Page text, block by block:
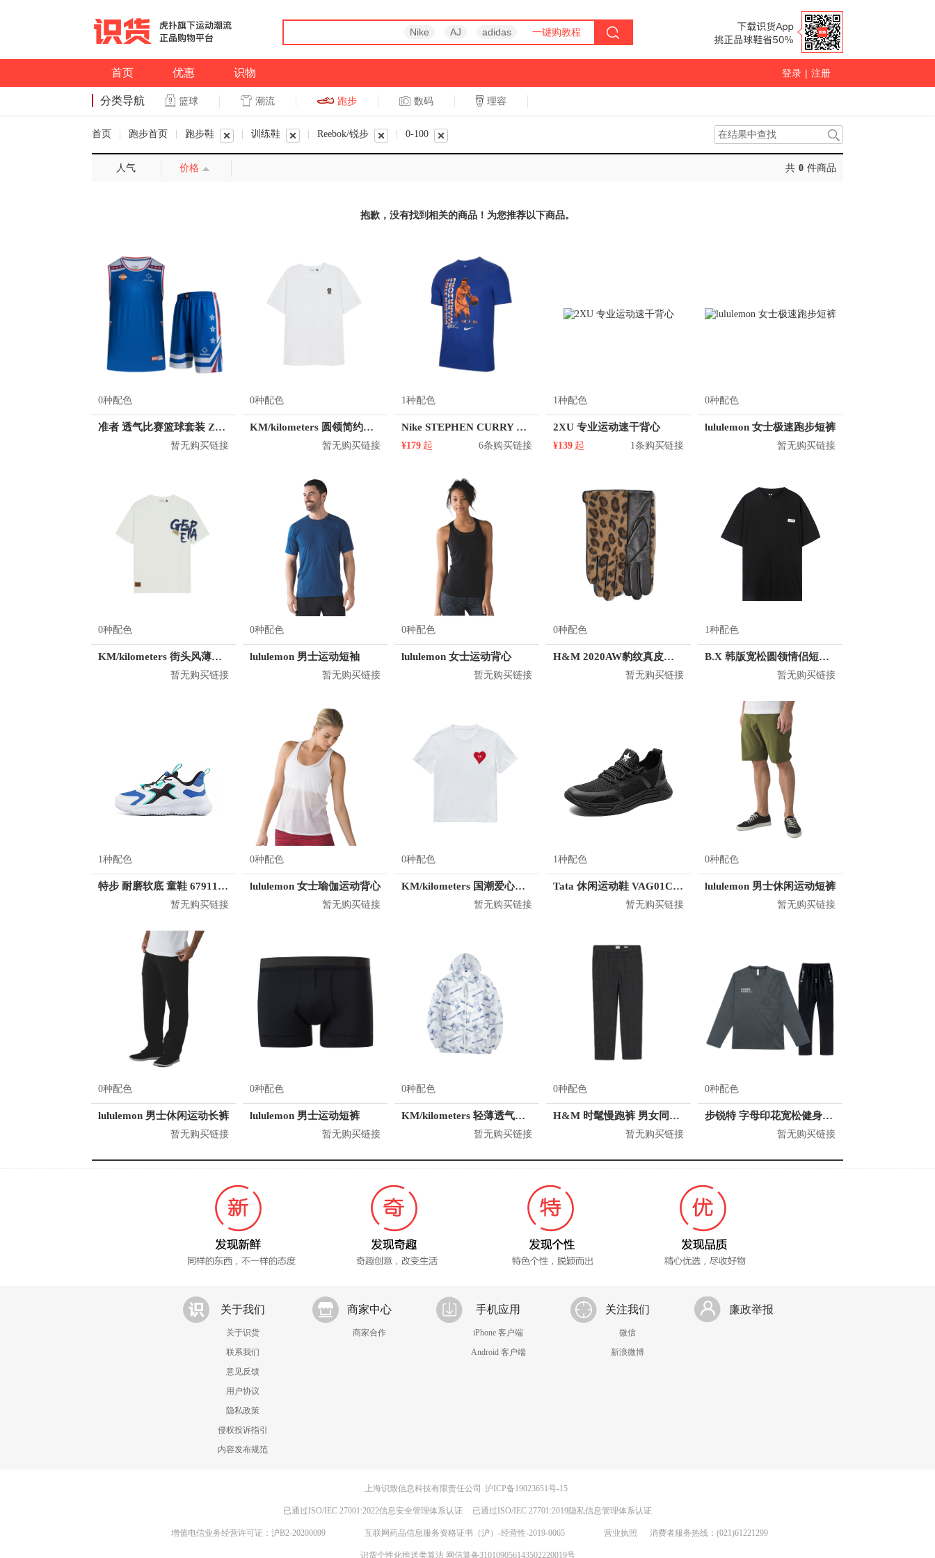
Nike AJ adidas 一键购教程
首页 优惠 识物 登录 | 注册
分类导航 篮球 潮流 跑步 数码 理容
首页 跑步首页 跑步鞋 训练鞋 Reebok/锐步 0-100
人气 价格 共 0 件商品
抱歉，没有找到相关的商品！为您推荐以下商品。
0种配色
准者 透气比赛篮球套装 Z118210177
暂无购买链接
0种配色
KM/kilometers 圆领简约短袖T恤 M2X2108073
暂无购买链接
1种配色
Nike STEPHEN CURRY NBA 跑步运动短袖T恤 DH3709
¥179 起 6条购买链接
1种配色
2XU 专业运动速干背心
¥139 起 1条购买链接
0种配色
lululemon 女士极速跑步短裤
暂无购买链接
0种配色
KM/kilometers 街头风薄款印花短袖T恤 男女同款 M2X2108248
暂无购买链接
0种配色
lululemon 男士运动短袖
暂无购买链接
0种配色
lululemon 女士运动背心
暂无购买链接
0种配色
H&M 2020AW豹纹真皮五指手套 0785505
暂无购买链接
1种配色
B.X 韩版宽松圆领情侣短袖T恤 男女同款 T-6202-002001
暂无购买链接
1种配色
特步 耐磨软底 童鞋 679115114039
暂无购买链接
0种配色
lululemon 女士瑜伽运动背心
暂无购买链接
0种配色
KM/kilometers 国潮爱心短袖T恤 M2X2108466
暂无购买链接
1种配色
Tata 休闲运动鞋 VAG01CM9
暂无购买链接
0种配色
lululemon 男士休闲运动短裤
暂无购买链接
0种配色
lululemon 男士休闲运动长裤
暂无购买链接
0种配色
lululemon 男士运动短裤
暂无购买链接
0种配色
KM/kilometers 轻薄透气舒适情侣防晒衣 男女同款 K531J33006921
暂无购买链接
0种配色
H&M 时髦慢跑裤 男女同款 0920040
暂无购买链接
0种配色
步锐特 字母印花宽松健身速干两件套 男女同款 BR8685553
暂无购买链接
关于我们
关于识货
联系我们
意见反馈
用户协议
隐私政策
侵权投诉指引
内容发布规范
商家中心
商家合作
手机应用
iPhone 客户端
Android 客户端
关注我们
微信
新浪微博
廉政举报
上海识致信息科技有限责任公司 沪ICP备19023651号-15
已通过ISO/IEC 27001:2022信息安全管理体系认证 已通过ISO/IEC 27701:2019隐私信息管理体系认证
增值电信业务经营许可证：沪B2-20200099 互联网药品信息服务资格证书（沪）-经营性-2019-0065 营业执照 消费者服务热线：(021)61221299
识货个性化推送类算法 网信算备310109056143502220019号